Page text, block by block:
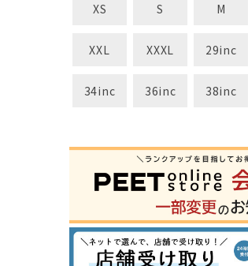
S
カラー
XS S M
XXL XXXL 29inc
34inc 36inc 38inc